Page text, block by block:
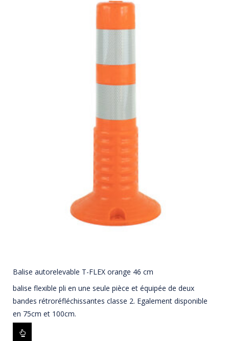
Balise autorelevable T-FLEX orange 46 cm
balise flexible pli en une seule pièce et équipée de deux
bandes rétroréfléchissantes classe 2. Egalement disponible
en 75cm et 100cm.